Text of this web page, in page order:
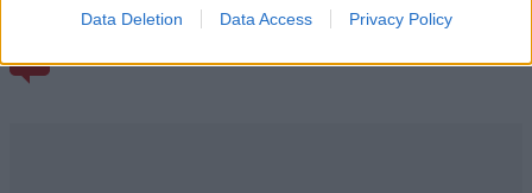
Data Deletion Data Access Privacy Policy
7 ΣΧΌΛΙΑ ΑΝΑΓΝΩΣΤΏΝ